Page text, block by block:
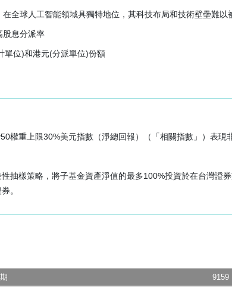
程度並不及發展較具規模的市場。投資者應注意，政治問
不會使用武力奪回台灣的控制權。雙方爆發的任何敵對行
敏感的公司或行業實施投資限制。根據「華僑及外國人投資
貨幣之間存在外匯風險。子基金的資產淨值可能受到該等貨
在全球人工智能領域具獨特地位，其科技布局和技術壁壘難以
股息分派率
單位)和港元(分派單位)份額
權重上限30%美元指數（淨總回報）（「相關指數」）表
抽樣策略，將子基金資產淨值的最多100%投資於在台灣證
。
9159